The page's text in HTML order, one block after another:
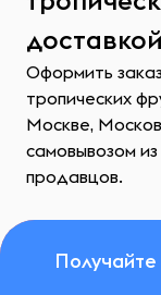
доставкой
Оформить
тропических
Москве,
самовывозом
продавцов.